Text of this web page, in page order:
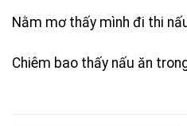
Nằm mơ thấy mình đi thi
Chiêm bao thấy nấu ăn